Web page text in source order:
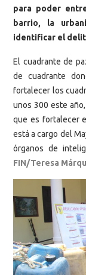
para poder
barrio, la
identificar el
El cuadrante de
de cuadrante
fortalecer los
unos 300 este
que es fortalecer
está a cargo del
órganos de
FIN/Teresa